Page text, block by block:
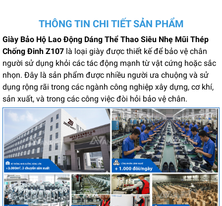
THÔNG TIN CHI TIẾT SẢN PHẨM
Giày Bảo Hộ Lao Động Dáng Thể Thao Siêu Nhẹ Mũi Thép
Chống Đinh Z107 là loại giày được thiết kế để bảo vệ chân
người sử dụng khỏi các tác động mạnh từ vật cứng hoặc sắc
nhọn. Đây là sản phẩm được nhiều người ưa chuộng và sử
dụng rộng rãi trong các ngành công nghiệp xây dựng, cơ khí,
sản xuất, và trong các công việc đòi hỏi bảo vệ chân.